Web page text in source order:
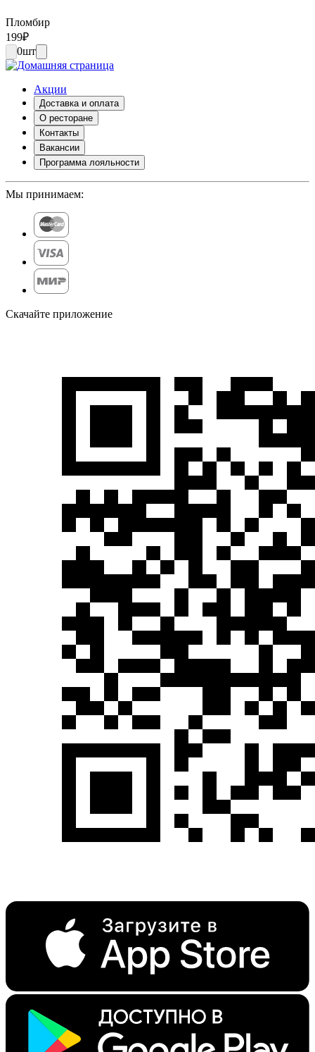
Пломбир
199₽
0шт
Акции
Доставка и оплата
О ресторане
Контакты
Вакансии
Программа лояльности
Мы принимаем:
Скачайте приложение